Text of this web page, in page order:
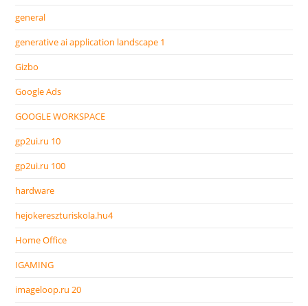
general
generative ai application landscape 1
Gizbo
Google Ads
GOOGLE WORKSPACE
gp2ui.ru 10
gp2ui.ru 100
hardware
hejokereszturiskola.hu4
Home Office
IGAMING
imageloop.ru 20